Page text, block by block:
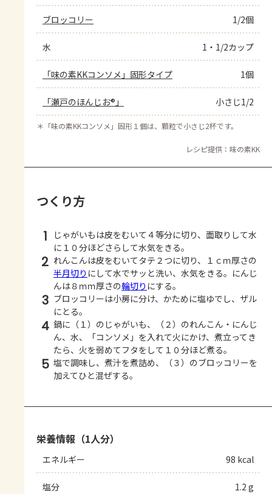
ブロッコリー 1/2個
水 1・1/2カップ
「味の素KKコンソメ」固形タイプ 1個
「瀬戸のほんじお®」 小さじ1/2
＊ 「味の素KKコンソメ」固形１個は、顆粒で小さじ2杯です。
レシピ提供：味の素KK
つくり方
1
じゃがいもは皮をむいて４等分に切り、面取りして水
に１０分ほどさらして水気をきる。
2 れんこんは皮をむいてタテ２つに切り、１ｃｍ厚さの
半月切り にして水でサッと洗い、水気をきる。にんじ
んは８ｍｍ厚さの輪切り にする。
3 ブロッコリーは小房に分け、かために塩ゆでし、ザル
にとる。
4 鍋に（１）のじゃがいも、（２）のれんこん・にんじ
ん、水、「コンソメ」を入れて火にかけ、煮立ってき
たら、火を弱めてフタをして１０分ほど煮る。
5 塩で調味し、煮汁を煮詰め、（３）のブロッコリーを
加えてひと混ぜする。
栄養情報（1人分）
エネルギー 98 kcal
塩分 1.2 g